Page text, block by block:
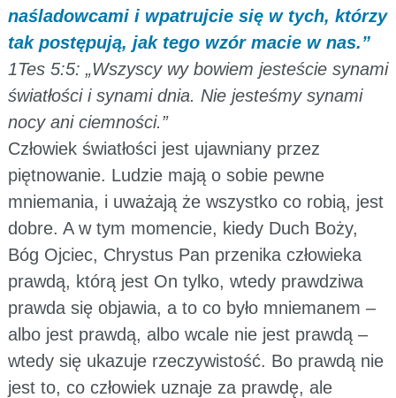
naśladowcami i wpatrujcie się w tych, którzy
tak postępują, jak tego wzór macie w nas.”
1Tes 5:5: „Wszyscy wy bowiem jesteście synami
światłości i synami dnia. Nie jesteśmy synami
nocy ani ciemności.”
Człowiek światłości jest ujawniany przez
piętnowanie. Ludzie mają o sobie pewne
mniemania, i uważają że wszystko co robią, jest
dobre. A w tym momencie, kiedy Duch Boży,
Bóg Ojciec, Chrystus Pan przenika człowieka
prawdą, którą jest On tylko, wtedy prawdziwa
prawda się objawia, a to co było mniemanem –
albo jest prawdą, albo wcale nie jest prawdą –
wtedy się ukazuje rzeczywistość. Bo prawdą nie
jest to, co człowiek uznaje za prawdę, ale